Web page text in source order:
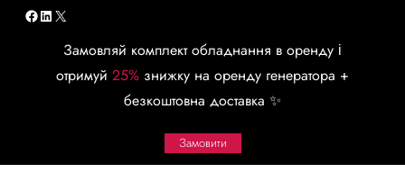
Перейти
содержимому
Facebook
LinkedIn
X
Замовляй комплект обладнання в оренду і
отримуй 25% знижку на оренду генератора +
безкоштовна доставка ✨
Замовити